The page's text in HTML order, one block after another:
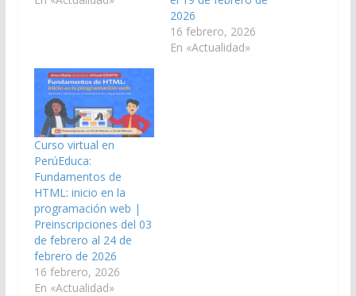
2026
16 febrero, 2026
En «Actualidad»
Curso virtual en
PerúEduca:
Fundamentos de
HTML: inicio en la
programación web |
Preinscripciones del 03
de febrero al 24 de
febrero de 2026
16 febrero, 2026
En «Actualidad»